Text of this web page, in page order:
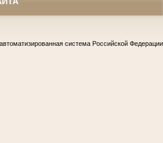
система Российской